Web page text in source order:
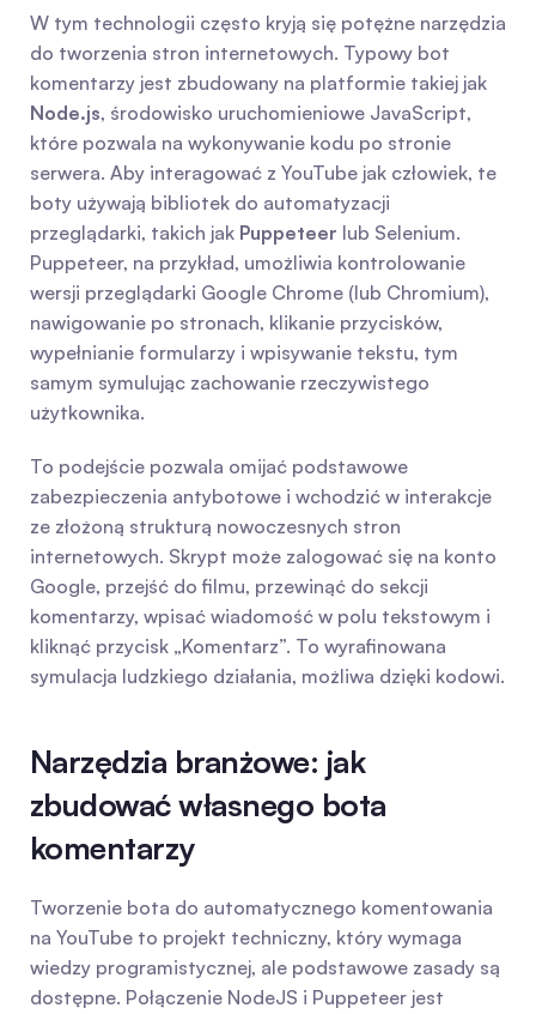
W tym technologii często kryją się potężne narzędzia
do tworzenia stron internetowych. Typowy bot
Node.js, środowisko uruchomieniowe JavaScript,
które pozwala na wykonywanie kodu po stronie
serwera. Aby interagować z YouTube jak człowiek, te
boty używają bibliotek do automatyzacji
przeglądarki, takich jak Puppeteer lub Selenium.
Puppeteer, na przykład, umożliwia kontrolowanie
wersji przeglądarki Google Chrome (lub Chromium),
nawigowanie po stronach, klikanie przycisków,
wypełnianie formularzy i wpisywanie tekstu, tym
samym symulując zachowanie rzeczywistego
użytkownika.
To podejście pozwala omijać podstawowe
zabezpieczenia antybotowe i wchodzić w interakcje
ze złożoną strukturą nowoczesnych stron
internetowych. Skrypt może zalogować się na konto
Google, przejść do filmu, przewinąć do sekcji
komentarzy, wpisać wiadomość w polu tekstowym i
kliknąć przycisk „Komentarz”. To wyrafinowana
symulacja ludzkiego działania, możliwa dzięki kodowi.
Narzędzia branżowe: jak
zbudować własnego bota
komentarzy
Tworzenie bota do automatycznego komentowania
na YouTube to projekt techniczny, który wymaga
wiedzy programistycznej, ale podstawowe zasady są
dostępne. Połączenie NodeJS i Puppeteer jest